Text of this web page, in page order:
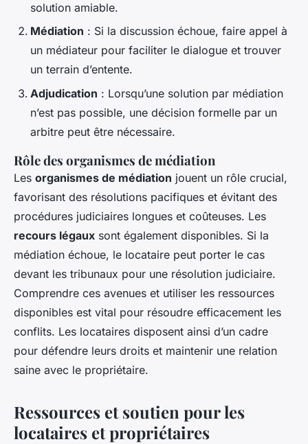
solution amiable.
Médiation : Si la discussion échoue, faire appel à
un médiateur pour faciliter le dialogue et trouver
un terrain d’entente.
Adjudication : Lorsqu’une solution par médiation
n’est pas possible, une décision formelle par un
arbitre peut être nécessaire.
Rôle des organismes de médiation
Les organismes de médiation jouent un rôle crucial,
favorisant des résolutions pacifiques et évitant des
procédures judiciaires longues et coûteuses. Les
recours légaux sont également disponibles. Si la
médiation échoue, le locataire peut porter le cas
devant les tribunaux pour une résolution judiciaire.
Comprendre ces avenues et utiliser les ressources
disponibles est vital pour résoudre efficacement les
conflits. Les locataires disposent ainsi d’un cadre
pour défendre leurs droits et maintenir une relation
saine avec le propriétaire.
Ressources et soutien pour les
locataires et propriétaires